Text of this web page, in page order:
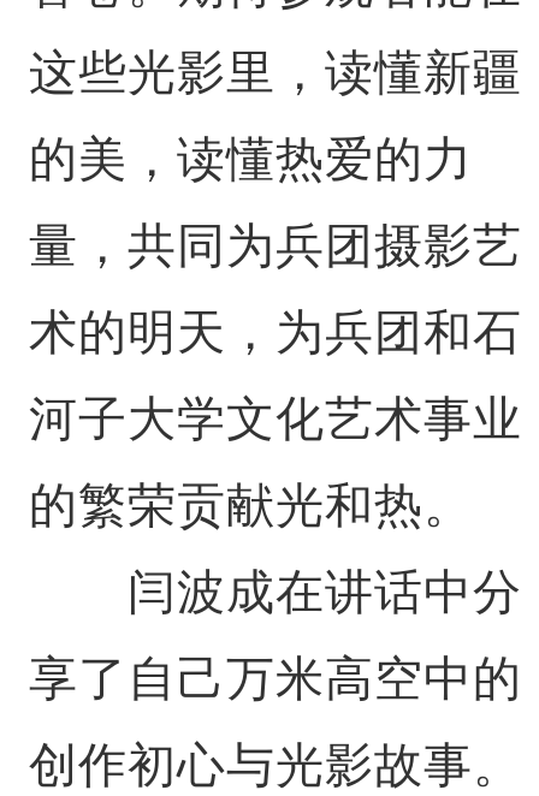
这些光影里，读懂新疆
的美，读懂热爱的力
量，共同为兵团摄影艺
术的明天，为兵团和石
河子大学文化艺术事业
的繁荣贡献光和热。
闫波成在讲话中分
享了自己万米高空中的
创作初心与光影故事。